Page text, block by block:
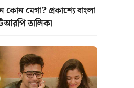
মেগা? প্রকাশ্যে বাংলা
তালিকা